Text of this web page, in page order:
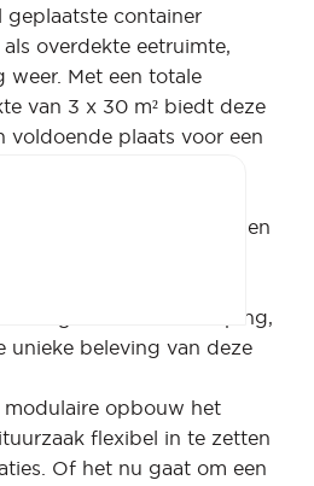
geplaatste container
overdekte eetruimte,
weer. Met een totale
van 3 x 30 m² biedt deze
voldoende plaats voor een
met een stijlvolle
zorgt voor een warme en
een elegant
aan de buitenzijde
de bovenverdieping,
unieke beleving van deze
modulaire opbouw het
flexibel in te zetten
Of het nu gaat om een